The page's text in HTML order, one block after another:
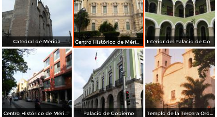
Catedral de Mérida Centro Histórico de Mérida Interior del Palacio de Gobierno
Centro Histórico de Mérida Palacio de Gobierno Templo de la Tercera Orden